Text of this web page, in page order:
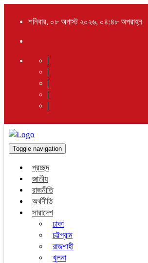
শনিবার, ০৮ অগাস্ট ২০২৬, ০৪:৪৮ অপরাহ্ন
Toggle navigation
প্রচ্ছদ
জাতীয়
রাজনীতি
অর্থনীতি
সারাদেশ
ঢাকা
চট্টগ্রাম
রাজশাহী
খুলনা